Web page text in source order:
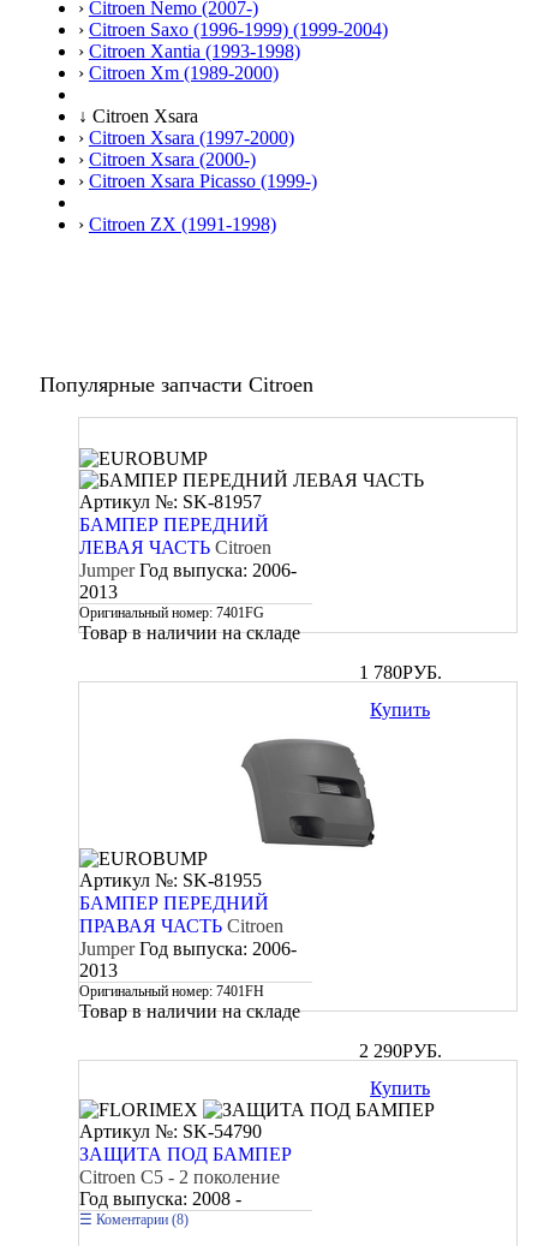
› Citroen Nemo (2007-)
› Citroen Saxo (1996-1999) (1999-2004)
› Citroen Xantia (1993-1998)
› Citroen Xm (1989-2000)
↓ Citroen Xsara
› Citroen Xsara (1997-2000)
› Citroen Xsara (2000-)
› Citroen Xsara Picasso (1999-)
› Citroen ZX (1991-1998)
Популярные запчасти Citroen
Артикул №: SK-81957
БАМПЕР ПЕРЕДНИЙ
ЛЕВАЯ ЧАСТЬ Citroen
JumperГод выпуска: 2006-
2013
Оригинальный номер: 7401FG
Товар в наличии на складе
1 780РУБ.
Купить
Артикул №: SK-81955
БАМПЕР ПЕРЕДНИЙ
ПРАВАЯ ЧАСТЬ Citroen
JumperГод выпуска: 2006-
2013
Оригинальный номер: 7401FH
Товар в наличии на складе
2 290РУБ.
Купить
Артикул №: SK-54790
ЗАЩИТА ПОД БАМПЕР
Citroen C5 - 2 поколение
Год выпуска: 2008 -
Коментарии (8)